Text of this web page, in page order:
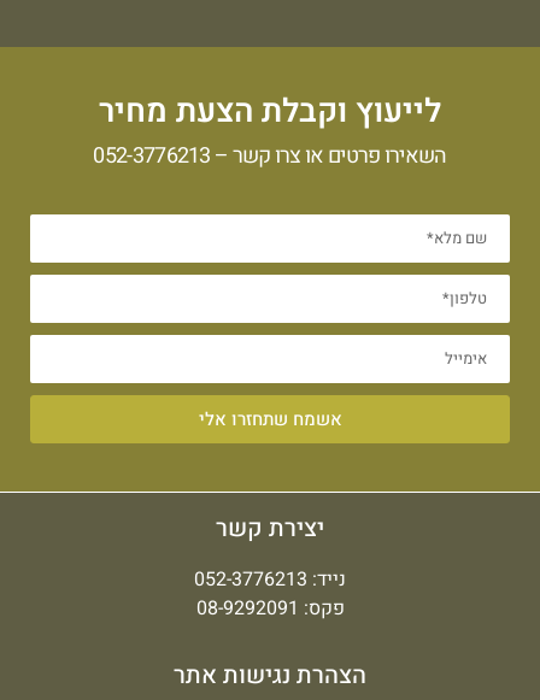
לייעוץ וקבלת הצעת מחיר
השאירו פרטים או צרו קשר –052-3776213
אשמח שתחזרו אלי
יצירת קשר
נייד: 052-3776213
פקס: 08-9292091
הצהרת נגישות אתר